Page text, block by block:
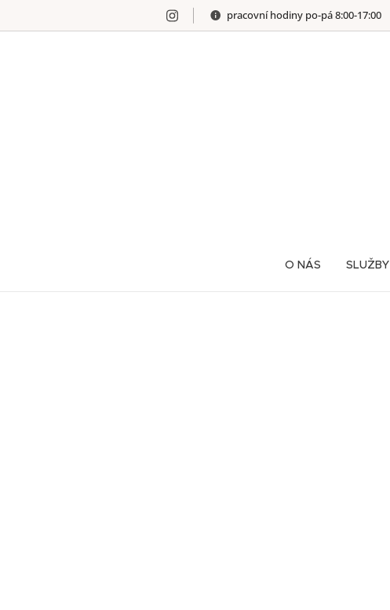
pracovní hodiny po-pá 8:00-17:00
O NÁS SLUŽBY